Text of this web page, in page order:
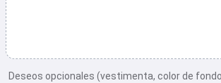
Deseos opcionales (vestimenta, color de